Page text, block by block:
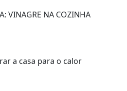
VINAGRE NA COZINHA
a casa para o calor